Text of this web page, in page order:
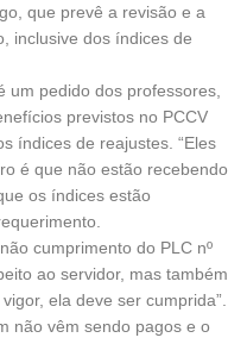
que prevê a revisão e a
inclusive dos índices de
um pedido dos professores,
previstos no PCCV
índices de reajustes. “Eles
é que não estão recebendo
os índices estão
cumprimento do PLC nº
ao servidor, mas também
ela deve ser cumprida”.
não vêm sendo pagos e o